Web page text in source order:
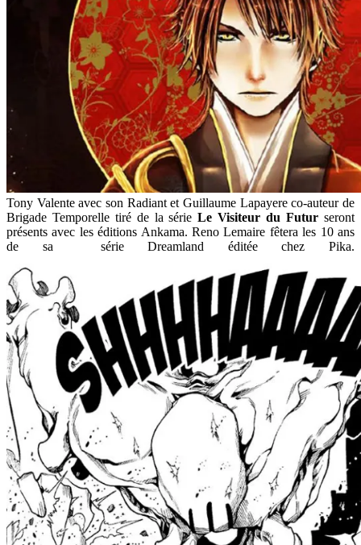
Tony Valente avec son Radiant et Guillaume Lapayere co-auteur de
Brigade Temporelle tiré de la sérieLe Visiteur du Futur seront
présents avec les éditions Ankama. Reno Lemaire fêtera les 10 ans
de sa série Dreamland éditée chez Pika.